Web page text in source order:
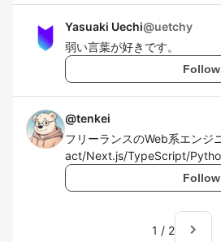
Yasuaki Uechi@uetchy
弱い言葉が好きです。
Follow
@tenkei
フリーランスのWeb系エンジ
act/Next.js/TypeScript/
Follow
1 / 2 navigate_next